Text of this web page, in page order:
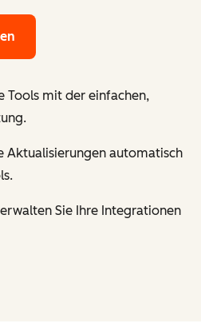
Tools mit der einfachen,
Aktualisierungen automatisch
Sie Ihre Integrationen